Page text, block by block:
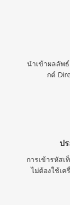
นำเข้าผลลัพธ์
กต์
ป
การเข้ารหัส
ไม่ต้องใช้เค